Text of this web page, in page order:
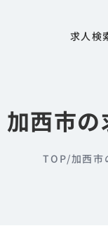
加西市
TOP/加西市
求人検